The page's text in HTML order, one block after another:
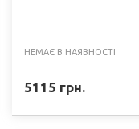
НЕМАЄ В НАЯВНОСТІ
5115 грн.